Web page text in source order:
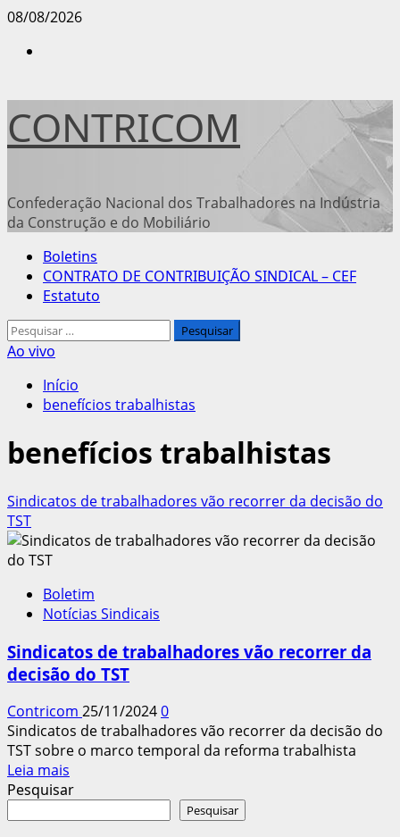
Avançar
08/08/2026
CONTRICOM
Confederação Nacional dos Trabalhadores na Indústria
da Construção e do Mobiliário
Menu
principal
Boletins
CONTRATO DE CONTRIBUIÇÃO SINDICAL – CEF
Estatuto
Pesquisar
por:
Ao vivo
Início
benefícios trabalhistas
benefícios trabalhistas
Sindicatos de trabalhadores vão recorrer da decisão do
TST
Boletim
Notícias Sindicais
Sindicatos de trabalhadores vão recorrer da
decisão do TST
Contricom 25/11/20240
Sindicatos de trabalhadores vão recorrer da decisão do
TST sobre o marco temporal da reforma trabalhista
Leia mais
mais
Pesquisar
Pesquisar